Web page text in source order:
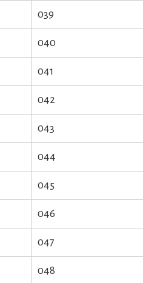
039
040
041
042
043
044
045
046
047
048